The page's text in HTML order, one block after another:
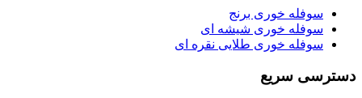
سوفله خوری برنج
سوفله خوری شیشه ای
سوفله خوری طلایی نقره ای
دسترسی سریع